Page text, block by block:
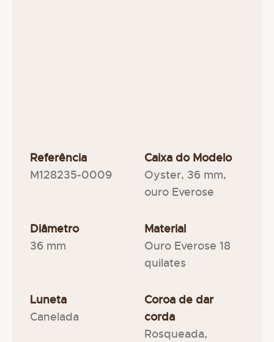
Referência
M128235-0009
Caixa do Modelo
Oyster, 36 mm,
ouro Everose
Diâmetro
36 mm
Material
Ouro Everose 18
quilates
Luneta
Canelada
Coroa de dar
corda
Rosqueada,